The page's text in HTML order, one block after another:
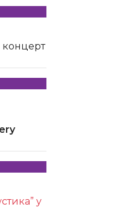
концерт
у